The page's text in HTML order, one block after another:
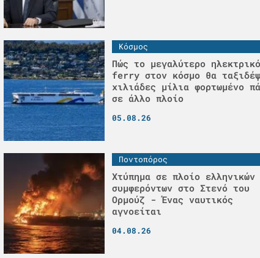
Κόσμος
Πώς το μεγαλύτερο ηλεκτρικό
ferry στον κόσμο θα
χιλιάδες μίλια φορτωμένο
σε άλλο πλοίο
05.08.26
Ποντοπόρος
Χτύπημα σε πλοίο ελληνικών
συμφερόντων στο Στενό του
Ορμούζ - Ένας ναυτικός
αγνοείται
04.08.26